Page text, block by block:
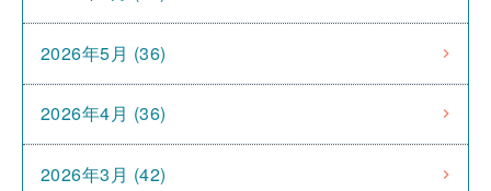
2026年5月 (36)
2026年4月 (36)
2026年3月 (42)